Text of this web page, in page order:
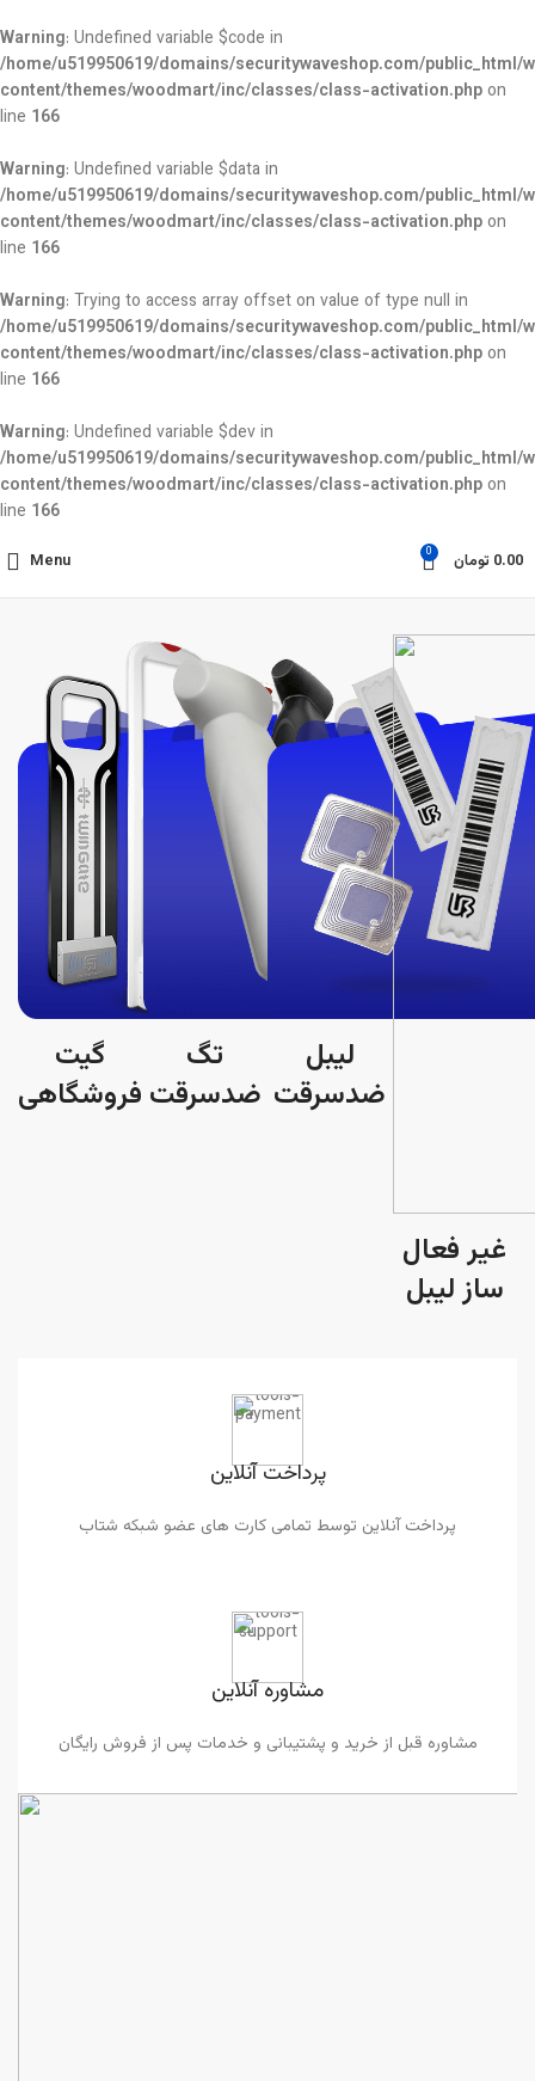
Warning: Undefined variable $code in
/home/u519950619/domains/securitywaveshop.com/public_html/
content/themes/woodmart/inc/classes/class-activation.phpon
line 166
Warning: Undefined variable $data in
/home/u519950619/domains/securitywaveshop.com/public_html/
content/themes/woodmart/inc/classes/class-activation.phpon
line 166
Warning: Trying to access array offset on value of type null in
/home/u519950619/domains/securitywaveshop.com/public_html/
content/themes/woodmart/inc/classes/class-activation.phpon
line 166
Warning: Undefined variable $dev in
/home/u519950619/domains/securitywaveshop.com/public_html/
content/themes/woodmart/inc/classes/class-activation.phpon
line 166
Menu 0 0.00 تومان
گیت
فروشگاهی
تگ
ضدسرقت
لیبل
ضدسرقت
غیر فعال
ساز لیبل
پرداخت آنلاین
پرداخت آنلاین توسط تمامی کارت های عضو شبکه شتاب
مشاوره آنلاین
مشاوره قبل از خرید و پشتیبانی و خدمات پس از فروش رایگان